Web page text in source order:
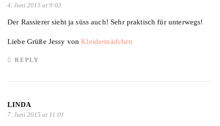
4. Juni 2015 at 9:03
Der Rassierer sieht ja süss auch! Sehr praktisch für unterwegs!
Liebe Grüße Jessy vonKleidermädchen
REPLY
LINDA
7. Juni 2015 at 11:01